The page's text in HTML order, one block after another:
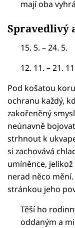
mají oba
Spravedlivý
15. 5. – 24. 5.
12. 11. – 21.
Pod košatou
ochranu každý,
zakořeněný
neúnavně
strhnout k
si zachovává
umíněnce, jelikož
nerad něco
stránkou jeho
Těší ho
oddaným a